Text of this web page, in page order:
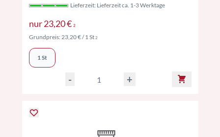
Lieferzeit: Lieferzeit ca. 1-3 Werktage
nur23,20 € 2Preise inkl. MwSt. ggf. zzgl. Versand
Grundpreis:23,20 €/ 1 St 2Preise inkl. MwSt. ggf. zzgl. Versand
1 St
- +